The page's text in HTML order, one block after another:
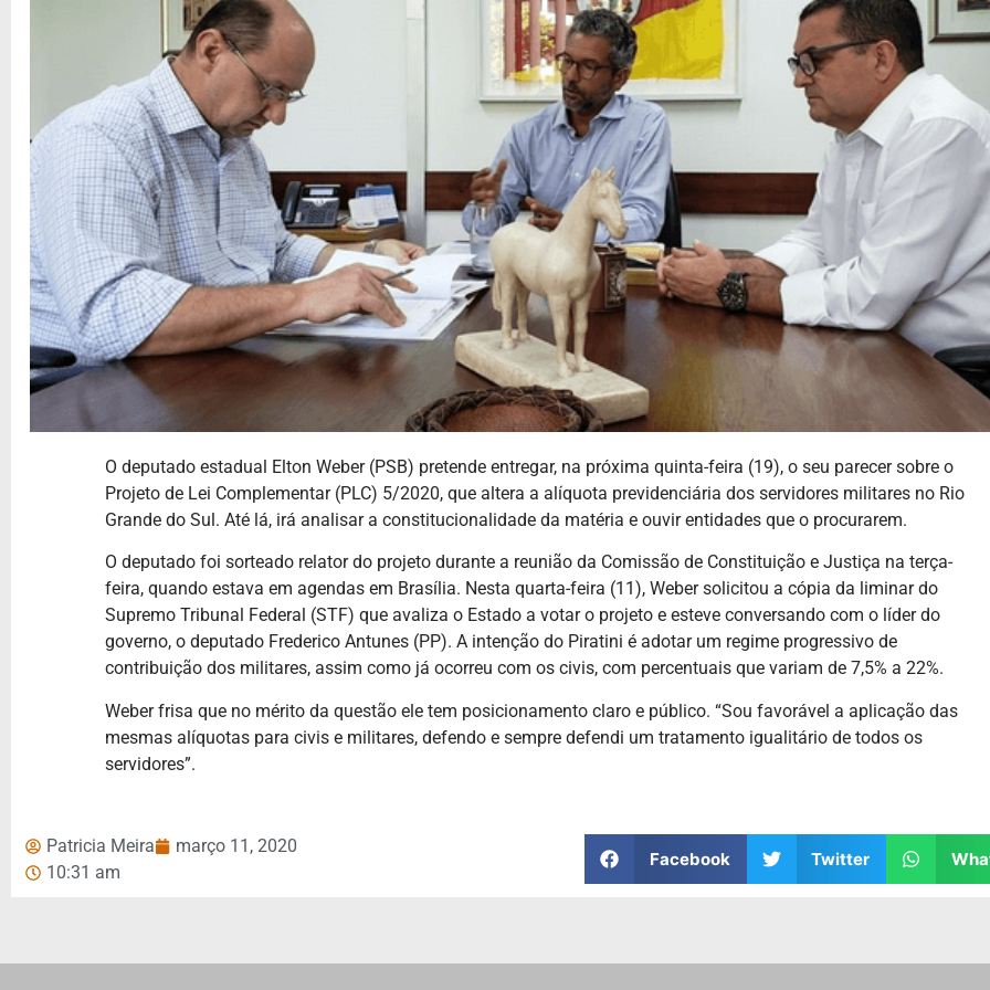
O deputado estadual Elton Weber (PSB) pretende entregar, na próxima quinta-feira (19), o seu parecer sobre o
Projeto de Lei Complementar (PLC) 5/2020, que altera a alíquota previdenciária dos servidores militares no Rio
Grande do Sul. Até lá, irá analisar a constitucionalidade da matéria e ouvir entidades que o procurarem.
O deputado foi sorteado relator do projeto durante a reunião da Comissão de Constituição e Justiça na terça-
feira, quando estava em agendas em Brasília. Nesta quarta-feira (11), Weber solicitou a cópia da liminar do
Supremo Tribunal Federal (STF) que avaliza o Estado a votar o projeto e esteve conversando com o líder do
governo, o deputado Frederico Antunes (PP). A intenção do Piratini é adotar um regime progressivo de
contribuição dos militares, assim como já ocorreu com os civis, com percentuais que variam de 7,5% a 22%.
Weber frisa que no mérito da questão ele tem posicionamento claro e público. “Sou favorável a aplicação das
mesmas alíquotas para civis e militares, defendo e sempre defendi um tratamento igualitário de todos os
servidores”.
Patricia Meira
março 11, 2020
10:31 am
Facebook Twitter